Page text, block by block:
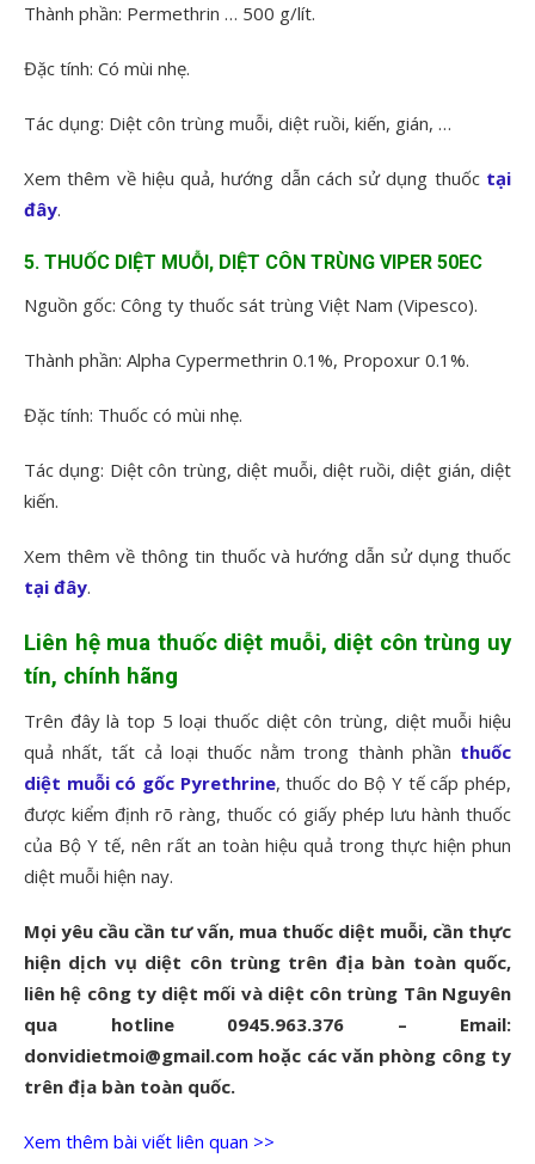
Thành phần: Permethrin … 500 g/lít.
Đặc tính: Có mùi nhẹ.
Tác dụng: Diệt côn trùng muỗi, diệt ruồi, kiến, gián, …
Xem thêm về hiệu quả, hướng dẫn cách sử dụng thuốc tại
đây.
5. THUỐC DIỆT MUỖI, DIỆT CÔN TRÙNG VIPER 50EC
Nguồn gốc: Công ty thuốc sát trùng Việt Nam (Vipesco).
Thành phần: Alpha Cypermethrin 0.1%, Propoxur 0.1%.
Đặc tính: Thuốc có mùi nhẹ.
Tác dụng: Diệt côn trùng, diệt muỗi, diệt ruồi, diệt gián, diệt
kiến.
Xem thêm về thông tin thuốc và hướng dẫn sử dụng thuốc
tại đây.
Liên hệ mua thuốc diệt muỗi, diệt côn trùng uy
tín, chính hãng
Trên đây là top 5 loại thuốc diệt côn trùng, diệt muỗi hiệu
quả nhất, tất cả loại thuốc nằm trong thành phần thuốc
diệt muỗi có gốc Pyrethrine, thuốc do Bộ Y tế cấp phép,
được kiểm định rõ ràng, thuốc có giấy phép lưu hành thuốc
của Bộ Y tế, nên rất an toàn hiệu quả trong thực hiện phun
diệt muỗi hiện nay.
Mọi yêu cầu cần tư vấn, mua thuốc diệt muỗi, cần thực
hiện dịch vụ diệt côn trùng trên địa bàn toàn quốc,
liên hệ công ty diệt mối và diệt côn trùng Tân Nguyên
qua hotline 0945.963.376 – Email:
donvidietmoi@gmail.com hoặc các văn phòng công ty
trên địa bàn toàn quốc.
Xem thêm bài viết liên quan >>